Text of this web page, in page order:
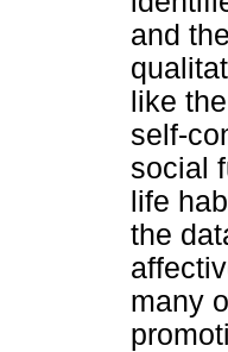
and
like
self-
social
life
the
many